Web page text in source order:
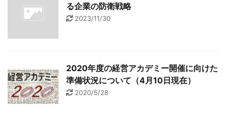
る企業の防衛戦略
2023/11/30
2020年度の経営アカデミー開催に向けた
準備状況について（4月10日現在）
2020/5/28